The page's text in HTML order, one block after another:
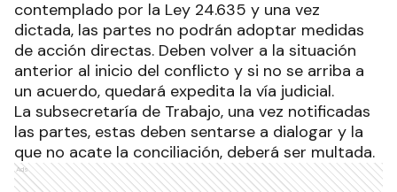
contemplado por la Ley 24.635 y una vez
dictada, las partes no podrán adoptar medidas
de acción directas. Deben volver a la situación
anterior al inicio del conflicto y si no se arriba a
un acuerdo, quedará expedita la vía judicial.
La subsecretaría de Trabajo, una vez notificadas
las partes, estas deben sentarse a dialogar y la
que no acate la conciliación, deberá ser multada.
Ads